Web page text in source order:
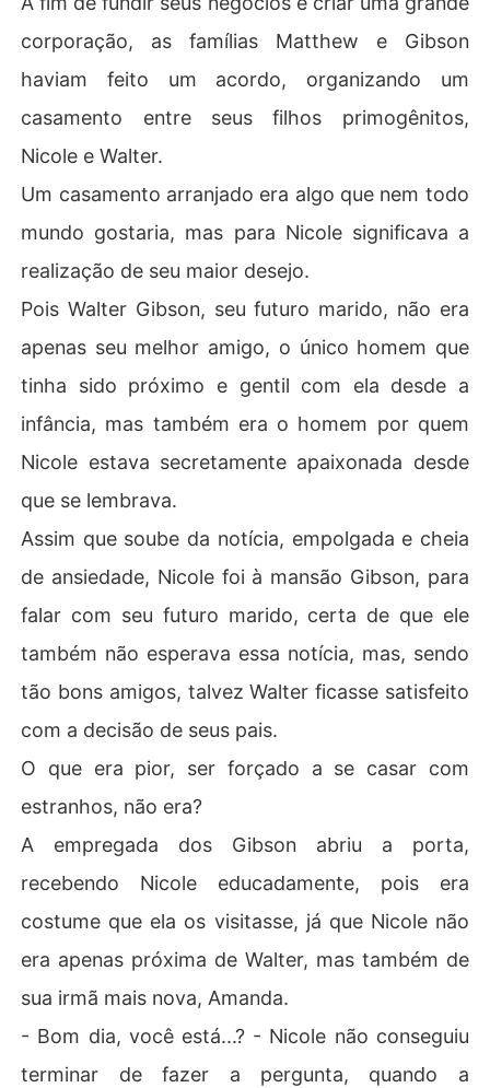
esconhecida se aproxima de Patrick e fala com ele. Ess
a mulher faz uma proposta incomum a Patrick, que ele a
cha muito interessante e não pode recusar.
corporação, as famílias Matthew e Gibson
haviam feito um acordo, organizando um
casamento entre seus filhos primogênitos,
Nicole e Walter.
Um casamento arranjado era algo que nem todo
mundo gostaria, mas para Nicole significava a
realização de seu maior desejo.
Pois Walter Gibson, seu futuro marido, não era
apenas seu melhor amigo, o único homem que
tinha sido próximo e gentil com ela desde a
infância, mas também era o homem por quem
Nicole estava secretamente apaixonada desde
que se lembrava.
Assim que soube da notícia, empolgada e cheia
de ansiedade, Nicole foi à mansão Gibson, para
falar com seu futuro marido, certa de que ele
também não esperava essa notícia, mas, sendo
tão bons amigos, talvez Walter ficasse satisfeito
com a decisão de seus pais.
O que era pior, ser forçado a se casar com
estranhos, não era?
A empregada dos Gibson abriu a porta,
recebendo Nicole educadamente, pois era
costume que ela os visitasse, já que Nicole não
era apenas próxima de Walter, mas também de
sua irmã mais nova, Amanda.
- Bom dia, você está...? - Nicole não conseguiu
terminar de fazer a pergunta, quando a